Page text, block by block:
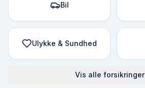
Bil
Ulykke & Sundhed
Vis alle forsikringer